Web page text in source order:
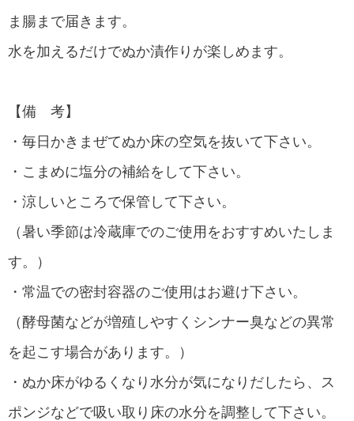
ま腸まで届きます。
水を加えるだけでぬか漬作りが楽しめます。
【備 考】
・毎日かきまぜてぬか床の空気を抜いて下さい。
・こまめに塩分の補給をして下さい。
・涼しいところで保管して下さい。
（暑い季節は冷蔵庫でのご使用をおすすめいたしま
す。）
・常温での密封容器のご使用はお避け下さい。
（酵母菌などが増殖しやすくシンナー臭などの異常
を起こす場合があります。）
・ぬか床がゆるくなり水分が気になりだしたら、ス
ポンジなどで吸い取り床の水分を調整して下さい。